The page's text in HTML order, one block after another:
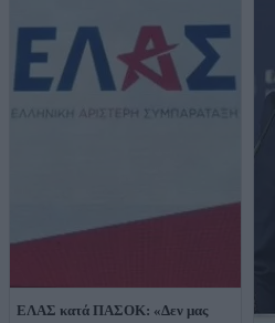
ΕΛΑΣ κατά ΠΑΣΟΚ: «Δεν μας